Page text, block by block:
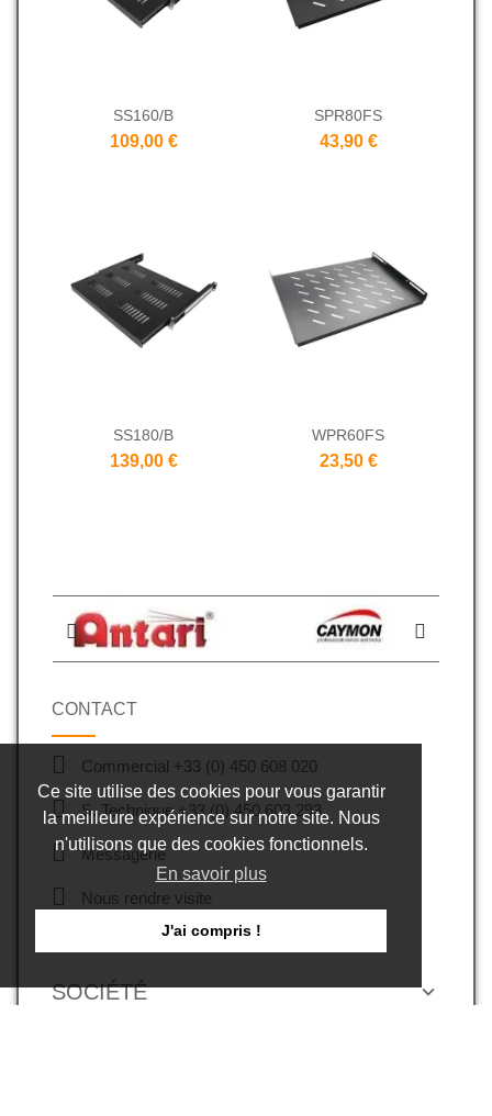
Ce site utilise des cookies pour vous garantir
la meilleure expérience sur notre site. Nous
n'utilisons que des cookies fonctionnels.
En savoir plus
J'ai compris !
SS160/B
109,00 €
SPR80FS
43,90 €
SS180/B
139,00 €
WPR60FS
23,50 €
CONTACT
Commercial +33 (0) 450 608 020
S. Technique +33 (0) 450 603 293
Messagerie
Nous rendre visite
SOCIÉTÉ